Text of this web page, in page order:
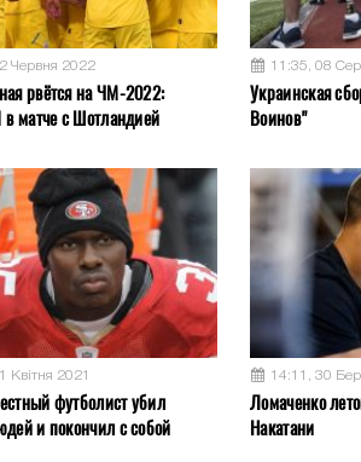
Червня 2022
рвётся на ЧМ-2022:
матче с Шотландией
11:35, 08
Украинская
Воинов"
Квітня 2021
футболист убил
и покончил с собой
14:11, 30
Ломаченко
Накатани